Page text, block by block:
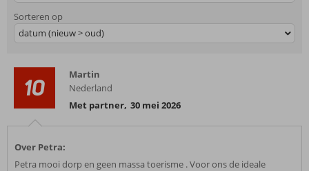
Sorteren op
datum (nieuw > oud)
10
Martin
Nederland
Met partner, 30 mei 2026
Over Petra:
Petra mooi dorp en geen massa toerisme . Voor ons de ideale